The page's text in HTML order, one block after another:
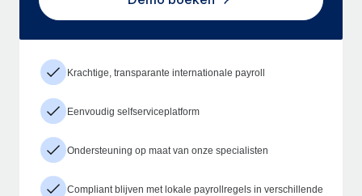
Krachtige, transparante internationale payroll
Eenvoudig selfserviceplatform
Ondersteuning op maat van onze specialisten
Compliant blijven met lokale payrollregels in verschillende